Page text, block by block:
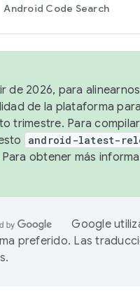
Android Code Search
de 2026, para
de la plataforma
trimestre. Para
android-latest-
Para obtener más
Google
preferido. Las